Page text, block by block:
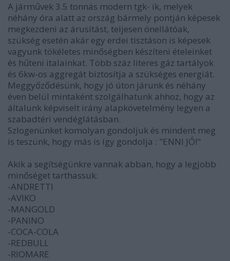
A járművek 3.5 tonnás modern tgk- ik, melyek
néhány óra alatt az ország bármely pontján képesek
megkezdeni az árusítást, teljesen önellátóak,
szükség esetén akár egy erdei tisztáson is képesek
vagyunk tökéletes minőségben készíteni ételeinket
és hűteni italainkat. Több száz literes gáz tartályok
és 6kw-os aggregát biztosítja a szükséges energiát.
Meggyőződésünk, hogy jó úton járunk és néhány
éven belül mintaként szolgálhatunk ahhoz, hogy az
általunk képviselt irány alapkövetelmény legyen a
szabadtéri vendéglátásban.
Szlogenünket komolyan gondoljuk és mindent meg
is teszünk, hogy más is így gondolja : "ENNI JÓ!"
Akik a segítségünkre vannak abban, hogy a legjobb
minőséget tarthassuk:
-ANDRETTI
-AVIKO
-MANGOLD
-PANINO
-COCA-COLA
-REDBULL
-RIOMARE